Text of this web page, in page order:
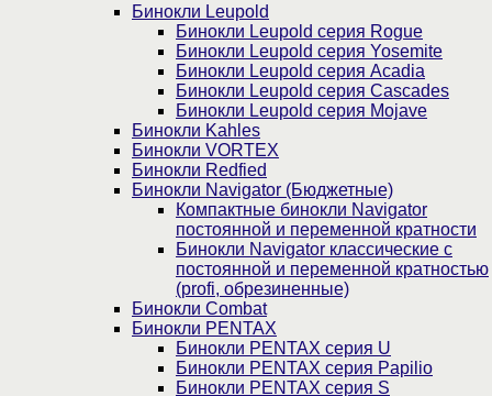
Бинокли Leupold
Бинокли Leupold серия Rogue
Бинокли Leupold серия Yosemite
Бинокли Leupold серия Acadia
Бинокли Leupold серия Cascades
Бинокли Leupold серия Mojave
Бинокли Kahles
Бинокли VORTEX
Бинокли Redfied
Бинокли Navigator (Бюджетные)
Компактные бинокли Navigator
постоянной и переменной кратности
Бинокли Navigator классические с
постоянной и переменной кратностью
(profi, обрезиненные)
Бинокли Combat
Бинокли PENTAX
Бинокли PENTAX серия U
Бинокли PENTAX серия Papilio
Бинокли PENTAX серия S